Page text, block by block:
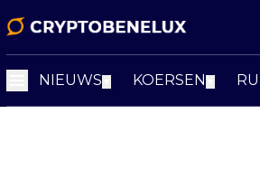
NIEUWS KOERSEN